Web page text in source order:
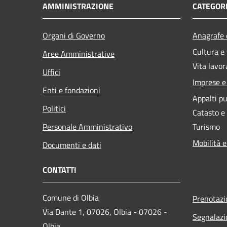
AMMINISTRAZIONE
Organi di Governo
Aree Amministrative
Uffici
Enti e fondazioni
Politici
Personale Amministrativo
Documenti e dati
Cultura
Vita
Imprese
Appalti
Catasto
Turismo
Mobilità
CONTATTI
Comune di Olbia
Via Dante 1, 07026, Olbia - 07026 -